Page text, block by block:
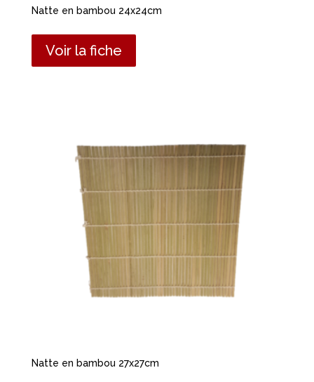
Natte en bambou 24x24cm
Voir la fiche
Natte en bambou 27x27cm